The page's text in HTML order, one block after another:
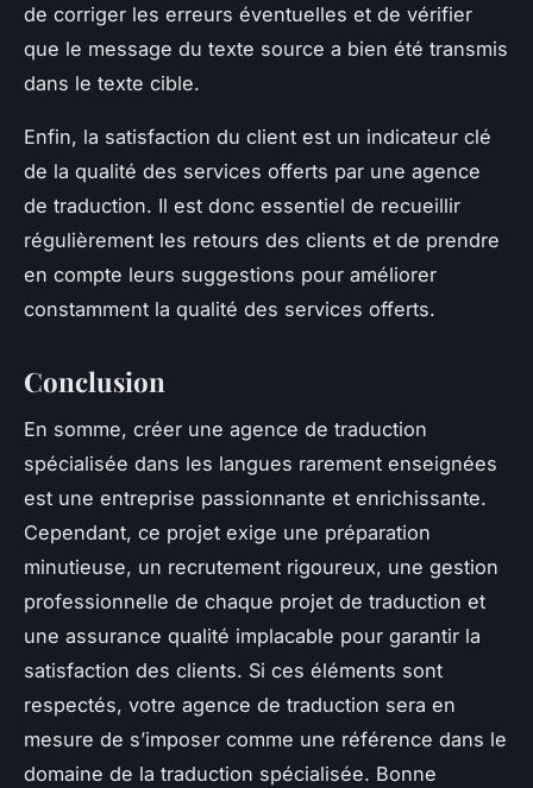
de corriger les erreurs éventuelles et de vérifier
que le message du texte source a bien été transmis
dans le texte cible.
Enfin, la satisfaction du client est un indicateur clé
de la qualité des services offerts par une agence
de traduction. Il est donc essentiel de recueillir
régulièrement les retours des clients et de prendre
en compte leurs suggestions pour améliorer
constamment la qualité des services offerts.
Conclusion
En somme, créer une agence de traduction
spécialisée dans les langues rarement enseignées
est une entreprise passionnante et enrichissante.
Cependant, ce projet exige une préparation
minutieuse, un recrutement rigoureux, une gestion
professionnelle de chaque projet de traduction et
une assurance qualité implacable pour garantir la
satisfaction des clients. Si ces éléments sont
respectés, votre agence de traduction sera en
mesure de s’imposer comme une référence dans le
domaine de la traduction spécialisée. Bonne